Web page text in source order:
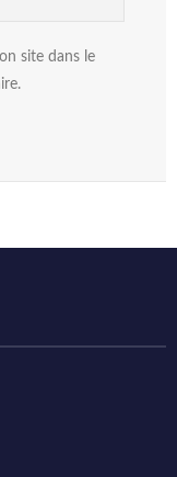
site dans le